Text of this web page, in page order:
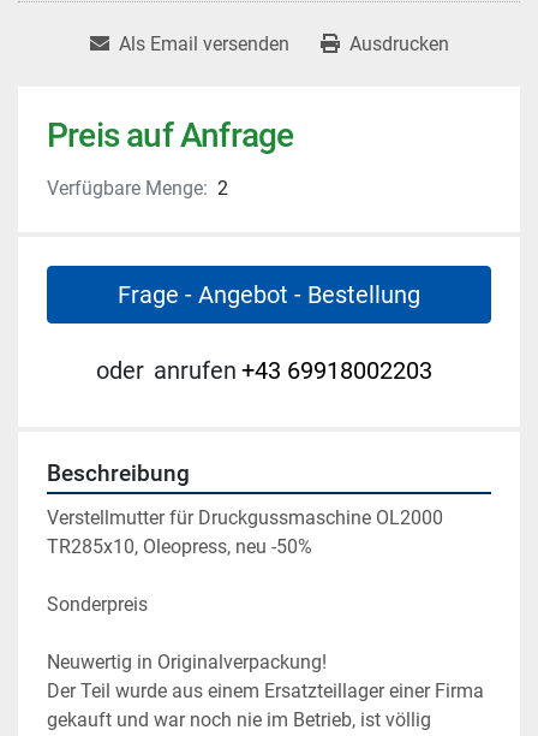
Als Email versenden Ausdrucken
Preis auf Anfrage
Verfügbare Menge: 2
Frage - Angebot - Bestellung
oder anrufen +43 69918002203
Beschreibung
Verstellmutter für Druckgussmaschine OL2000
TR285x10, Oleopress, neu -50%
Sonderpreis
Neuwertig in Originalverpackung!
Der Teil wurde aus einem Ersatzteillager einer Firma
gekauft und war noch nie im Betrieb, ist völlig